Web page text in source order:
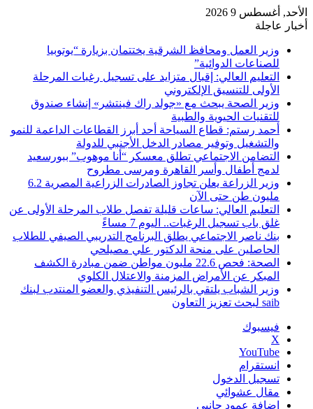
الأحد, أغسطس 9 2026
أخبار عاجلة
وزير العمل ومحافظ الشرقية يختتمان بزيارة “يوتوبيا
للصناعات الدوائية”
التعليم العالي: إقبال متزايد على تسجيل رغبات المرحلة
الأولى للتنسيق الإلكتروني
وزير الصحة يبحث مع «جولد راك فينتشر» إنشاء صندوق
للتقنيات الحيوية والطبية
أحمد رستم: قطاع السياحة أحد أبرز القطاعات الداعمة للنمو
والتشغيل وتوفير مصادر الدخل الأجنبي للدولة
التضامن الاجتماعي تطلق معسكر “أنا موهوب” ببورسعيد
لدمج أطفال وأسر القاهرة ومرسى مطروح
وزير الزراعة يعلن تجاوز الصادرات الزراعية المصرية 6.2
مليون طن حتى الآن
التعليم العالي: ساعات قليلة تفصل طلاب المرحلة الأولى عن
غلق باب تسجيل الرغبات.. اليوم 7 مساءً
بنك ناصر الاجتماعي يطلق البرنامج التدريبي الصيفي للطلاب
الحاصلين على منحة الدكتور علي مصيلحي
الصحة: فحص 22.6 مليون مواطن ضمن مبادرة الكشف
المبكر عن الأمراض المزمنة والاعتلال الكلوي
وزير الشباب يلتقي بالرئيس التنفيذي والعضو المنتدب لبنك
saib لبحث تعزيز التعاون
فيسبوك
‫X
‫YouTube
انستقرام
تسجيل الدخول
مقال عشوائي
إضافة عمود جانبي